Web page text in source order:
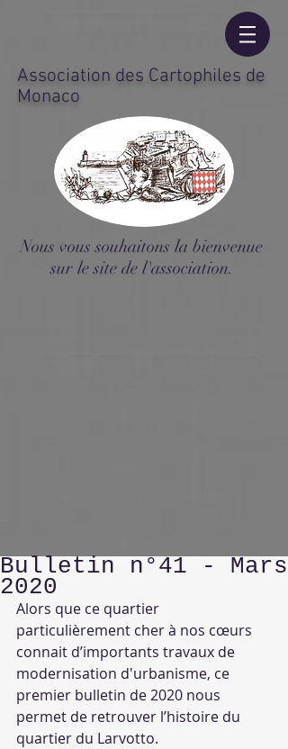
Association des Cartophiles de
Monaco
Nous vous souhaitons la bienvenue
sur le site de l'association.
Bulletin n°41 - Mars
2020
Alors que ce quartier
particulièrement cher à nos cœurs
connait d’importants travaux de
modernisation d'urbanisme, ce
premier bulletin de 2020 nous
permet de retrouver l’histoire du
quartier du Larvotto.